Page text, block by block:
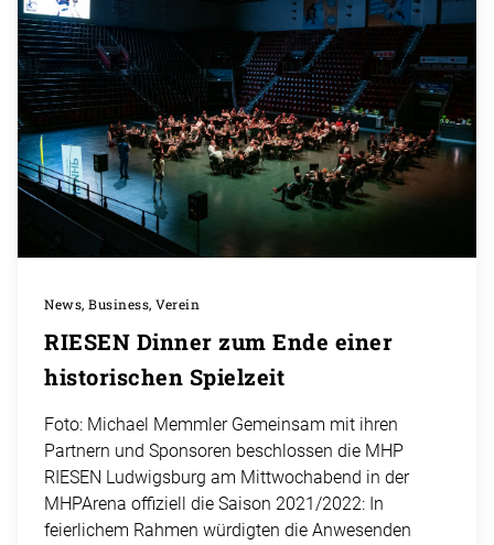
News, Business, Verein
RIESEN Dinner zum Ende einer
historischen Spielzeit
Foto: Michael Memmler Gemeinsam mit ihren
Partnern und Sponsoren beschlossen die MHP
RIESEN Ludwigsburg am Mittwochabend in der
MHPArena offiziell die Saison 2021/2022: In
feierlichem Rahmen würdigten die Anwesenden